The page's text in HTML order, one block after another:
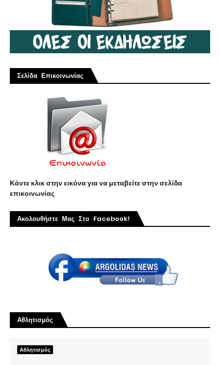
Σελίδα Επικοινωνίας
Κάντε κλικ στην εικόνα για να μεταβείτε στην σελίδα
επικοινωνίας
Ακολουθήστε Μας Στο Facebook!
Αθλητισμός
Αθλητισμός